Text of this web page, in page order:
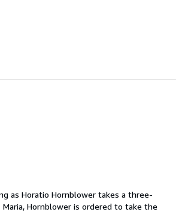
as Horatio Hornblower takes a three-
Hornblower is ordered to take the